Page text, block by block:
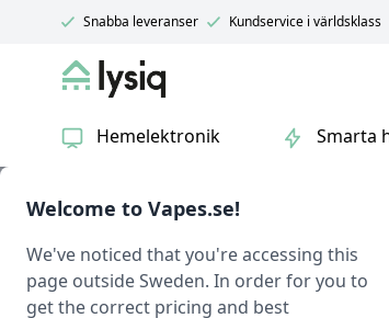
Welcome to Vapes.se!
We've noticed that you're accessing this
page outside Sweden. In order for you to
get the correct pricing and best
Snabba leveranser Kundservice i världsklass
Lysiq
Hemelektronik Smarta
Hem & fritid Biltillbehör
Mobilhållare till bil,